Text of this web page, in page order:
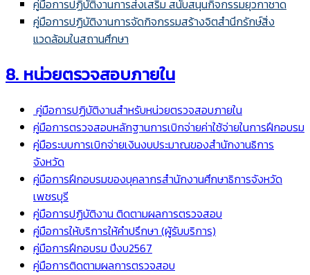
คู่มือการปฏิบัติงานการส่งเสริม สนับสนุนกิจกรรมยุวกาชาด
คู่มือการปฏิบัติงานการจัดกิจกรรมสร้างจิตสำนึกรักษ์สิ่ง
แวดล้อมในสถานศึกษา
8. หน่วยตรวจสอบภายใน
คู่มือการปฏิบัติงานสำหรับหน่วยตรวจสอบภายใน
คู่มือการตรวจสอบหลักฐานการเบิกจ่ายค่าใช้จ่ายในการฝึกอบรม
คู่มือระบบการเบิกจ่ายเงินงบประมาณของสำนักงานธิการ
จังหวัด
คู่มือการฝึกอบรมของบุคลากรสำนักงานศึกษาธิการจังหวัด
เพชรบุรี
คู่มือการปฏิบัติงาน ติดตามผลการตรวจสอบ
คู่มือการให้บริการให้คำปรึกษา (ผู้รับบริการ)
คู่มือการฝึกอบรม ปีงบ2567
คู่มือการติดตามผลการตรวจสอบ